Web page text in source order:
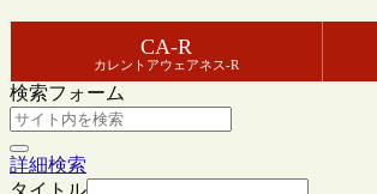
CA-R
カレントアウェアネス-R
検索フォーム
詳細検索
タイトル